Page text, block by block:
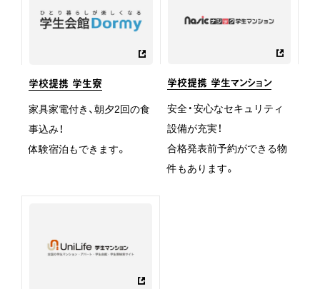
学校提携 学生寮
家具家電付き、朝夕2回の食
事込み！
体験宿泊もできます。
学校提携 学生マンション
安全・安心なセキュリティ
設備が充実！
合格発表前予約ができる物
件もあります。